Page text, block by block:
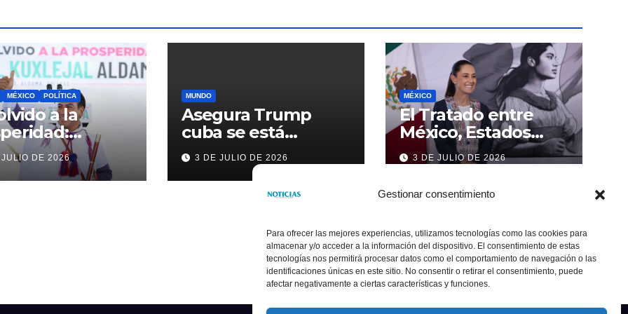
Gestionar consentimiento
Para ofrecer las mejores experiencias, utilizamos tecnologías como las cookies para
almacenar y/o acceder a la información del dispositivo. El consentimiento de estas
tecnologías nos permitirá procesar datos como el comportamiento de navegación o las
identificaciones únicas en este sitio. No consentir o retirar el consentimiento, puede
afectar negativamente a ciertas características y funciones.
MÉXICO POLÍTICA
a la
Ramírez
la
de
DE 2026
MUNDO
Asegura Trump
cuba se está
acercando a
nosotros
3 DE JULIO DE 2026
MÉXICO
El Tratado entre
México, Estados
Unidos y Canadá (T-
MEC) se mantiene
hasta el 2036:
Presidenta Claudia
3 DE JULIO DE 2026